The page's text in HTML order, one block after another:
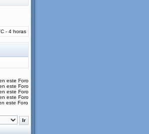
- 4 horas
este Foro
este Foro
este Foro
este Foro
este Foro